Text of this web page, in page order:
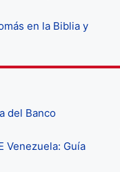
en la Biblia y
del Banco
Venezuela: Guía